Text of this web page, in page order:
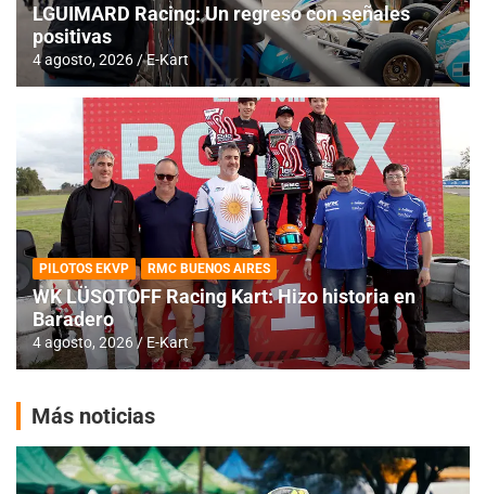
LGUIMARD Racing: Un regreso con señales
positivas
4 agosto, 2026 E-Kart
PILOTOS EKVP RMC BUENOS AIRES
WK LÜSQTOFF Racing Kart: Hizo historia en
Baradero
4 agosto, 2026 E-Kart
Más noticias